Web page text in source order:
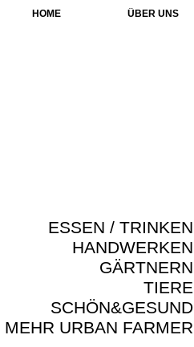
HOME ÜBER UNS
ESSEN / TRINKEN
HANDWERKEN
GÄRTNERN
TIERE
SCHÖN&GESUND
MEHR URBAN FARMER